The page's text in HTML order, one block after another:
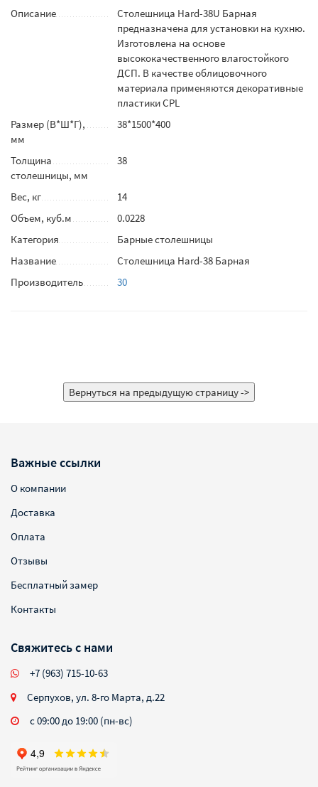
Описание
Столешница Hard-38U Барная
предназначена для установки на кухню.
Изготовлена на основе
высококачественного влагостойкого
ДСП. В качестве облицовочного
материала применяются декоративные
пластики CPL
Размер (В*Ш*Г),
мм
38*1500*400
Толщина
столешницы, мм
38
Вес, кг
14
Объем, куб.м
0.0228
Категория
Барные столешницы
Название
Столешница Hard-38 Барная
Производитель
30
Важные ссылки
О компании
Доставка
Оплата
Отзывы
Бесплатный замер
Контакты
Свяжитесь с нами
+7 (963) 715-10-63
Серпухов, ул. 8-го Марта, д.22
с 09:00 до 19:00 (пн-вс)